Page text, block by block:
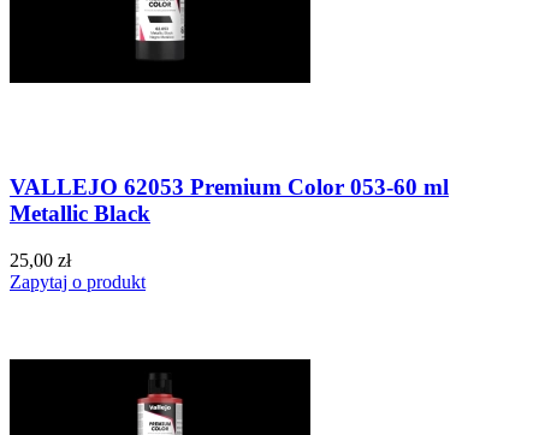
VALLEJO 62053 Premium Color 053-60 ml
Metallic Black
25,00 zł
Zapytaj o produkt